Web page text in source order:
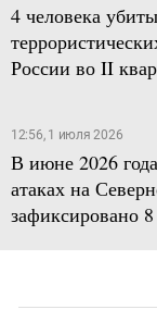
4 человека
России во II
12:56, 1 июля 2026
В июне 2026
атаках на
зафиксировано